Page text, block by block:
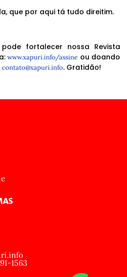
que por aqui tá tudo direitim.
fortalecer nossa Revista
www.xapuri.info/assine ou doando
contato@xapuri.info. Gratidão!
1563